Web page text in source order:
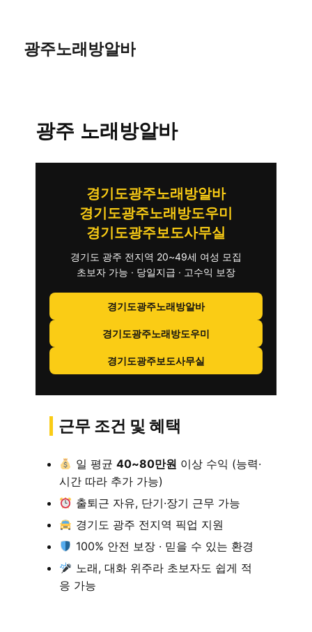
광주노래방알바
광주 노래방알바
경기도광주노래방알바
경기도광주노래방도우미
경기도광주보도사무실
경기도 광주 전지역 20~49세 여성 모집
초보자 가능 · 당일지급 · 고수익 보장
경기도광주노래방알바
경기도광주노래방도우미
경기도광주보도사무실
근무 조건 및 혜택
일 평균 40~80만원 이상 수익 (능력·
시간 따라 추가 가능)
출퇴근 자유, 단기·장기 근무 가능
경기도 광주 전지역 픽업 지원
100% 안전 보장 · 믿을 수 있는 환경
노래, 대화 위주라 초보자도 쉽게 적
응 가능